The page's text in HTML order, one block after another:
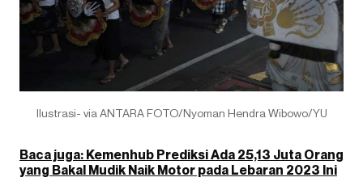
Ilustrasi- via ANTARA FOTO/Nyoman Hendra Wibowo/YU
Baca juga: Kemenhub Prediksi Ada 25,13 Juta Orang
yang Bakal Mudik Naik Motor pada Lebaran 2023 Ini